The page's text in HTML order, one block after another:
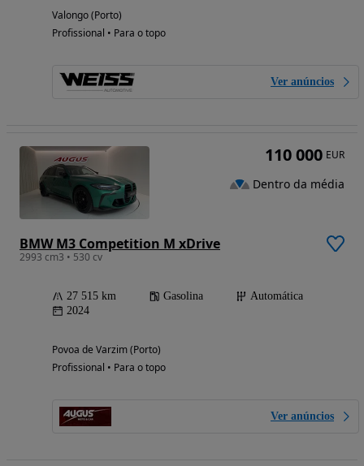
Valongo (Porto)
Profissional • Para o topo
Ver anúncios
BMW M3 Competition M xDrive
2993 cm3 • 530 cv
27 515 km Gasolina
Automática
2024
Povoa de Varzim (Porto)
Profissional • Para o topo
Ver anúncios
110 000 EUR
Dentro da média